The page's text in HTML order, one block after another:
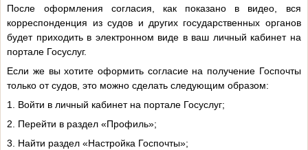
После оформления согласия, как показано в видео, вся
корреспонденция из судов и других государственных органов
будет приходить в электронном виде в ваш личный кабинет на
портале Госуслуг.
Если же вы хотите оформить согласие на получение Госпочты
только от судов, это можно сделать следующим образом:
1. Войти в личный кабинет на портале Госуслуг;
2. Перейти в раздел «Профиль»;
3. Найти раздел «Настройка Госпочты»;